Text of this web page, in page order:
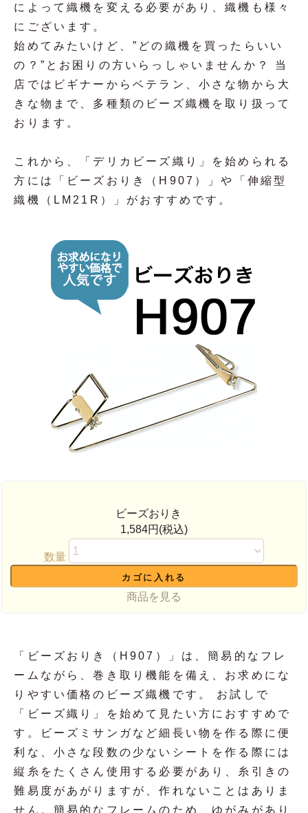
によって織機を変える必要があり、織機も様々
にございます。
始めてみたいけど、”どの織機を買ったらいい
の？”とお困りの方いらっしゃいませんか？ 当
店ではビギナーからベテラン、小さな物から大
きな物まで、多種類のビーズ織機を取り扱って
おります。
これから、「デリカビーズ織り」を始められる
方には「ビーズおりき（H907）」や「伸縮型
織機（LM21R）」がおすすめです。
ビーズおりき
1,584円(税込)
数量
商品を見る
「ビーズおりき（H907）」は、簡易的なフレ
ームながら、巻き取り機能を備え、お求めにな
りやすい価格のビーズ織機です。 お試しで
「ビーズ織り」を始めて見たい方におすすめで
す。ビーズミサンガなど細長い物を作る際に便
利な、小さな段数の少ないシートを作る際には
縦糸をたくさん使用する必要があり、糸引きの
難易度があがりますが、作れないことはありま
せん。簡易的なフレームのため、ゆがみがあり